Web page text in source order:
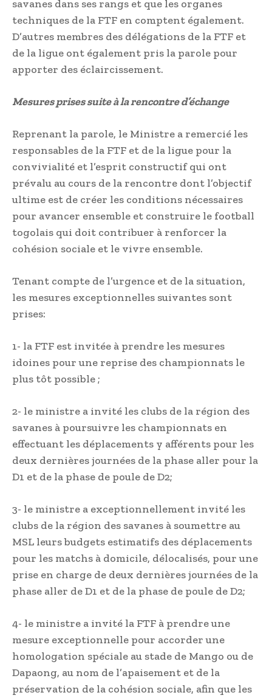
savanes dans ses rangs et que les organes
techniques de la FTF en comptent également.
D’autres membres des délégations de la FTF et
de la ligue ont également pris la parole pour
apporter des éclaircissement.
Mesures prises suite à la rencontre d’échange
Reprenant la parole, le Ministre a remercié les
responsables de la FTF et de la ligue pour la
convivialité et l’esprit constructif qui ont
prévalu au cours de la rencontre dont l’objectif
ultime est de créer les conditions nécessaires
pour avancer ensemble et construire le football
togolais qui doit contribuer à renforcer la
cohésion sociale et le vivre ensemble.
Tenant compte de l’urgence et de la situation,
les mesures exceptionnelles suivantes sont
prises:
1- la FTF est invitée à prendre les mesures
idoines pour une reprise des championnats le
plus tôt possible ;
2- le ministre a invité les clubs de la région des
savanes à poursuivre les championnats en
effectuant les déplacements y afférents pour les
deux dernières journées de la phase aller pour la
D1 et de la phase de poule de D2;
3- le ministre a exceptionnellement invité les
clubs de la région des savanes à soumettre au
MSL leurs budgets estimatifs des déplacements
pour les matchs à domicile, délocalisés, pour une
prise en charge de deux dernières journées de la
phase aller de D1 et de la phase de poule de D2;
4- le ministre a invité la FTF à prendre une
mesure exceptionnelle pour accorder une
homologation spéciale au stade de Mango ou de
Dapaong, au nom de l’apaisement et de la
préservation de la cohésion sociale, afin que les